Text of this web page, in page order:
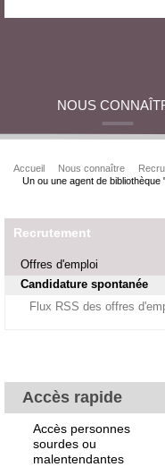
NOUS
Accueil Nous connaître
Un ou une agent de
Recrutement
Offres d'emploi
Candidature spontanée
Flux RSS des offres
Accès rapide
Accès personnes
sourdes ou
malentendantes